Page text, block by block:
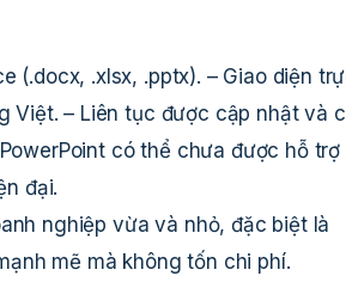
(.docx, .xlsx, .pptx). – Giao diện
Việt. – Liên tục được cập nhật và
có thể chưa được hỗ trợ
đại.
nghiệp vừa và nhỏ, đặc biệt là
mẽ mà không tốn chi phí.